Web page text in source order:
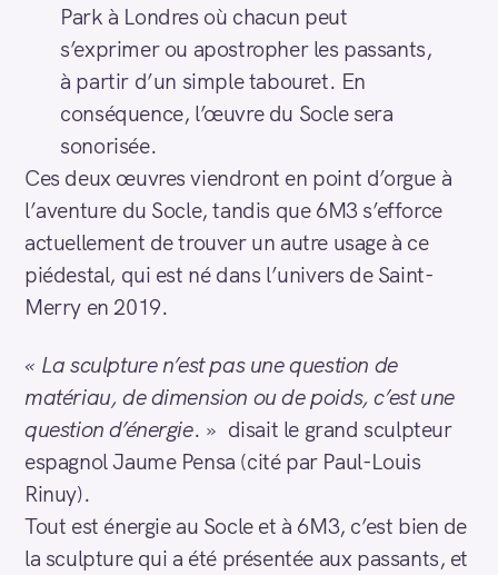
Park à Londres où chacun peut
s’exprimer ou apostropher les passants,
à partir d’un simple tabouret. En
conséquence, l’œuvre du Socle sera
sonorisée.
Ces deux œuvres viendront en point d’orgue à
l’aventure du Socle, tandis que 6M3 s’efforce
actuellement de trouver un autre usage à ce
piédestal, qui est né dans l’univers de Saint-
Merry en 2019.
« La sculpture n’est pas une question de
matériau, de dimension ou de poids, c’est une
question d’énergie. » disait le grand sculpteur
espagnol Jaume Pensa (cité par Paul-Louis
Rinuy).
Tout est énergie au Socle et à 6M3, c’est bien de
la sculpture qui a été présentée aux passants, et